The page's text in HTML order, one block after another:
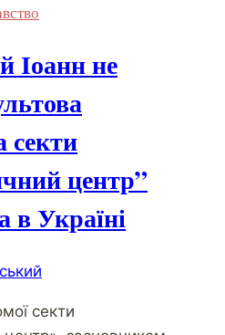
Іоанн не
секти
центр”
в Україні
секти